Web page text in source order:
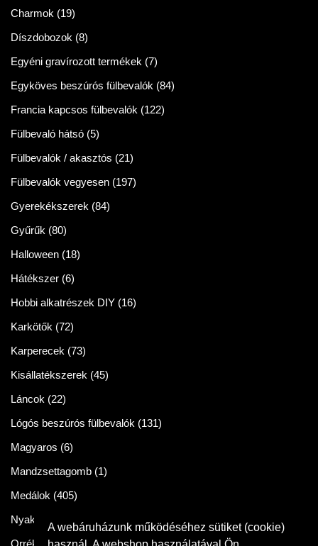
Charmok (19)
Díszdobozok (8)
Egyéni gravírozott termékek (7)
Egyköves beszúrós fülbevalók (84)
Francia kapcsos fülbevalók (122)
Fülbevaló hátsó (5)
Fülbevalók / akasztós (21)
Fülbevalók vegyesen (197)
Gyerekékszerek (84)
Gyűrűk (80)
Halloween (18)
Hátékszer (6)
Hobbi alkatrészek DIY (16)
Karkötők (72)
Karperecek (73)
Kisállatékszerek (45)
Láncok (22)
Lógós beszúrós fülbevalók (131)
Magyaros (6)
Mandzsettagomb (1)
Medálok (405)
Nyakláncok
(86)
Orrékszer (2)
A webáruházunk működéséhez sütiket (cookie)